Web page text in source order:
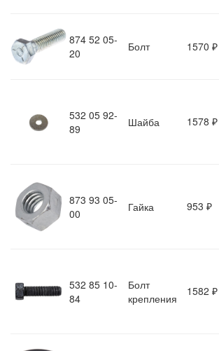
874 52 05-
20
Болт 1570 ₽
532 05 92-
89
Шайба 1578 ₽
873 93 05-
00
Гайка 953 ₽
532 85 10-
84
Болт
крепления
1582 ₽